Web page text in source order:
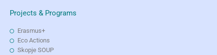
Projects & Programs
Erasmus+
Eco Actions
Skopje SOUP